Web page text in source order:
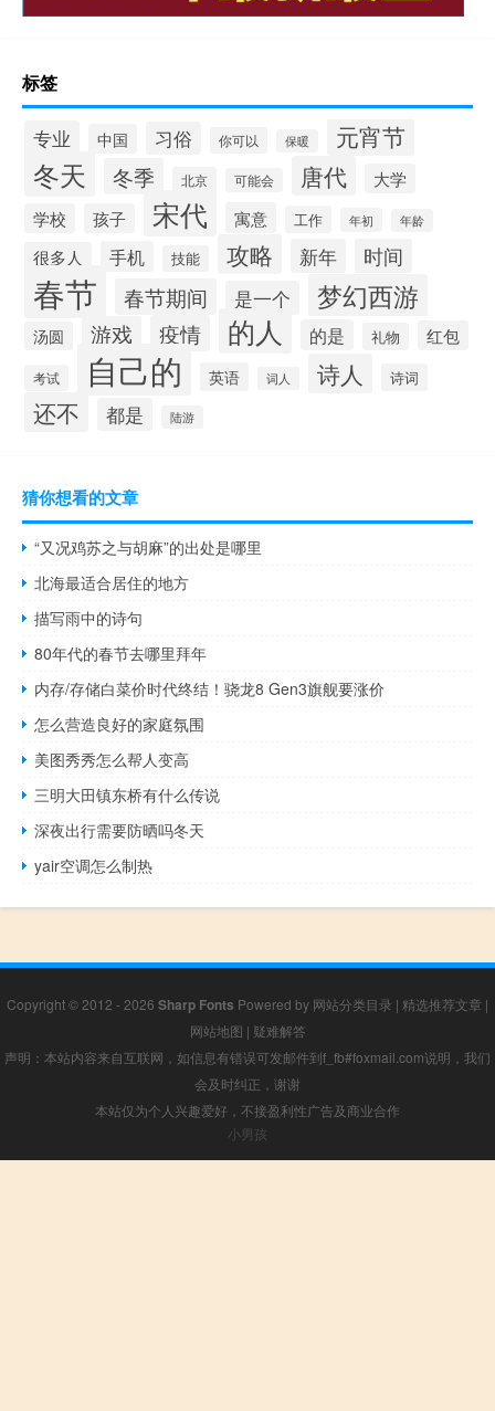
标签
专业 中国 习俗 你可以 保暖 元宵节
冬天 冬季 北京 可能会 唐代
大学
学校
孩子 宋代 寓意 工作 年初 年龄
很多人 手机 技能 攻略 新年 时间
春节 春节期间 是一个 梦幻西游
汤圆 游戏 疫情 的人 的是 礼物 红包
考试 自己的 英语 词人 诗人 诗词
还不 都是 陆游
猜你想看的文章
“又况鸡苏之与胡麻”的出处是哪里
北海最适合居住的地方
描写雨中的诗句
80年代的春节去哪里拜年
内存/存储白菜价时代终结！骁龙8 Gen3旗舰要涨价
怎么营造良好的家庭氛围
美图秀秀怎么帮人变高
三明大田镇东桥有什么传说
深夜出行需要防晒吗冬天
yair空调怎么制热
Copyright © 2012 - 2026 Sharp Fonts Powered by 网站分类目录 | 精选推荐文章 |
网站地图 | 疑难解答
声明：本站内容来自互联网，如信息有错误可发邮件到f_fb#foxmail.com说明，我们
会及时纠正，谢谢
本站仅为个人兴趣爱好，不接盈利性广告及商业合作
小男孩